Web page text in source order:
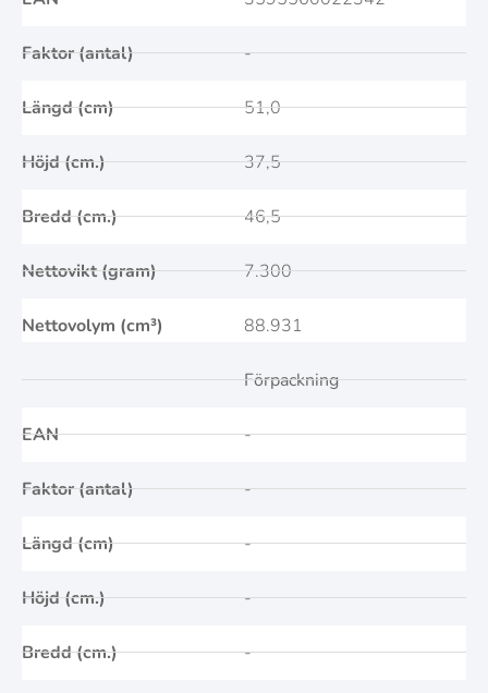
Faktor (antal)
Längd (cm)
Höjd (cm.)
Bredd (cm.)
Nettovikt (gram)
Nettovolym (cm³)
-
51,0
37,5
46,5
7.300
88.931
EAN
Faktor (antal)
Längd (cm)
Höjd (cm.)
Bredd (cm.)
Förpackning
-
-
-
-
-